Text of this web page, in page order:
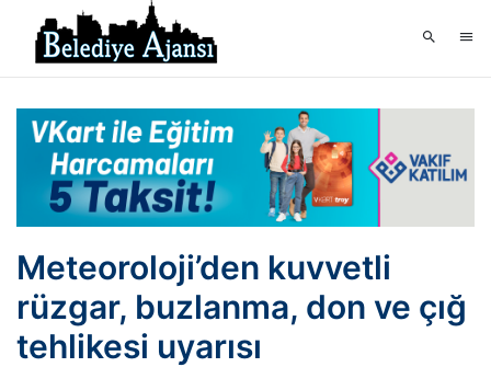
Meteoroloji’den kuvvetli
rüzgar, buzlanma, don ve çığ
tehlikesi uyarısı